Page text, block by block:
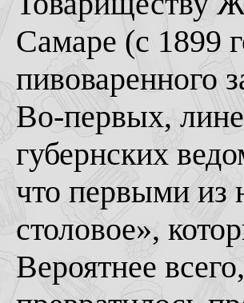
Самаре (с 1899
пивоваренного
Во-первых,
губернских
что первыми из
столовое»,
Вероятнее